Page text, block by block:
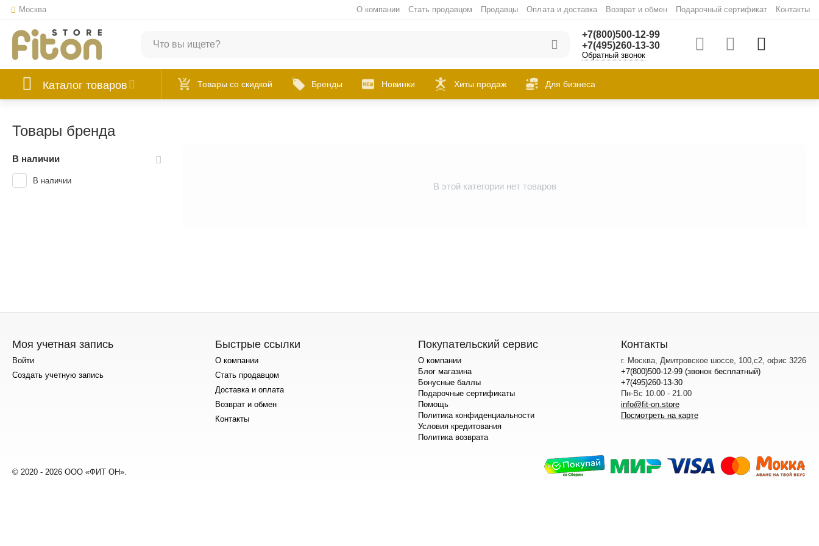
Москва О компании Стать продавцом Продавцы Оплата и доставка Возврат и обмен Подарочный сертификат Контакты
+7(800)500-12-99
+7(495)260-13-30
Обратный звонок
Каталог товаров Товары со скидкой Бренды Новинки Хиты продаж Для бизнеса
Товары бренда
В этой категории нет товаров
В наличии
В наличии
Моя учетная запись
Войти
Создать учетную запись
Быстрые ссылки
О компании
Стать продавцом
Доставка и оплата
Возврат и обмен
Контакты
Покупательский сервис
О компании
Блог магазина
Бонусные баллы
Подарочные сертификаты
Помощь
Политика конфиденциальности
Условия кредитования
Политика возврата
Контакты
г. Москва, Дмитровское шоссе, 100,с2, офис 3226
+7(800)500-12-99 (звонок бесплатный)
+7(495)260-13-30
Пн-Вс 10.00 - 21.00
info@fit-on.store
Посмотреть на карте
© 2020 - 2026 ООО «ФИТ ОН».